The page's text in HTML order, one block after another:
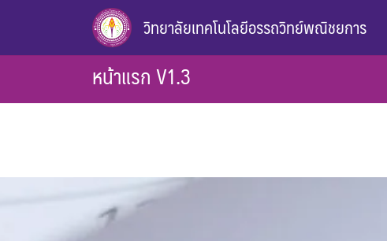
วิทยาลัยเทคโนโลยีอรรถวิทย์พณิชยการ
หน้าแรก V1.3